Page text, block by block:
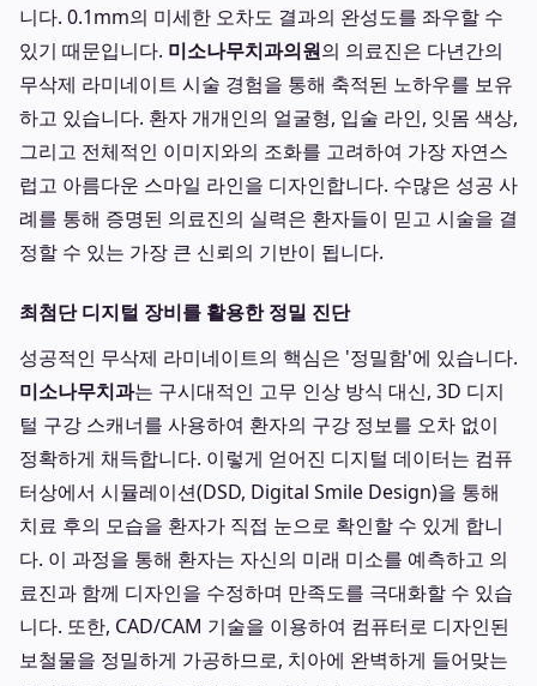
니다. 0.1mm의 미세한 오차도 결과의 완성도를 좌우할 수
있기 때문입니다. 미소나무치과의원의 의료진은 다년간의
무삭제 라미네이트 시술 경험을 통해 축적된 노하우를 보유
하고 있습니다. 환자 개개인의 얼굴형, 입술 라인, 잇몸 색상,
그리고 전체적인 이미지와의 조화를 고려하여 가장 자연스
럽고 아름다운 스마일 라인을 디자인합니다. 수많은 성공 사
례를 통해 증명된 의료진의 실력은 환자들이 믿고 시술을 결
정할 수 있는 가장 큰 신뢰의 기반이 됩니다.
최첨단 디지털 장비를 활용한 정밀 진단
성공적인 무삭제 라미네이트의 핵심은 '정밀함'에 있습니다.
미소나무치과는 구시대적인 고무 인상 방식 대신, 3D 디지
털 구강 스캐너를 사용하여 환자의 구강 정보를 오차 없이
정확하게 채득합니다. 이렇게 얻어진 디지털 데이터는 컴퓨
터상에서 시뮬레이션(DSD, Digital Smile Design)을 통해
치료 후의 모습을 환자가 직접 눈으로 확인할 수 있게 합니
다. 이 과정을 통해 환자는 자신의 미래 미소를 예측하고 의
료진과 함께 디자인을 수정하며 만족도를 극대화할 수 있습
니다. 또한, CAD/CAM 기술을 이용하여 컴퓨터로 디자인된
보철물을 정밀하게 가공하므로, 치아에 완벽하게 들어맞는